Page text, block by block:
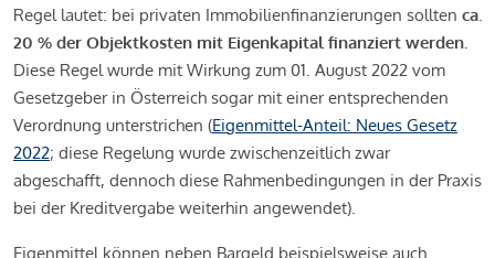
Regel lautet: bei privaten Immobilienfinanzierungen sollten ca.
20 % der Objektkosten mit Eigenkapital finanziert werden.
Diese Regel wurde mit Wirkung zum 01. August 2022 vom
Gesetzgeber in Österreich sogar mit einer entsprechenden
Verordnung unterstrichen (Eigenmittel-Anteil: Neues Gesetz
2022; diese Regelung wurde zwischenzeitlich zwar
abgeschafft, dennoch diese Rahmenbedingungen in der Praxis
bei der Kreditvergabe weiterhin angewendet).
Eigenmittel können neben Bargeld beispielsweise auch